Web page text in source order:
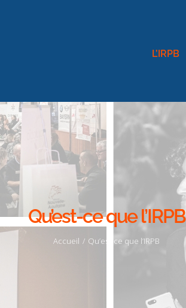
L’IRPB
Qu’est-ce que l’IRPB
Accueil / Qu’est-ce que l’IRPB